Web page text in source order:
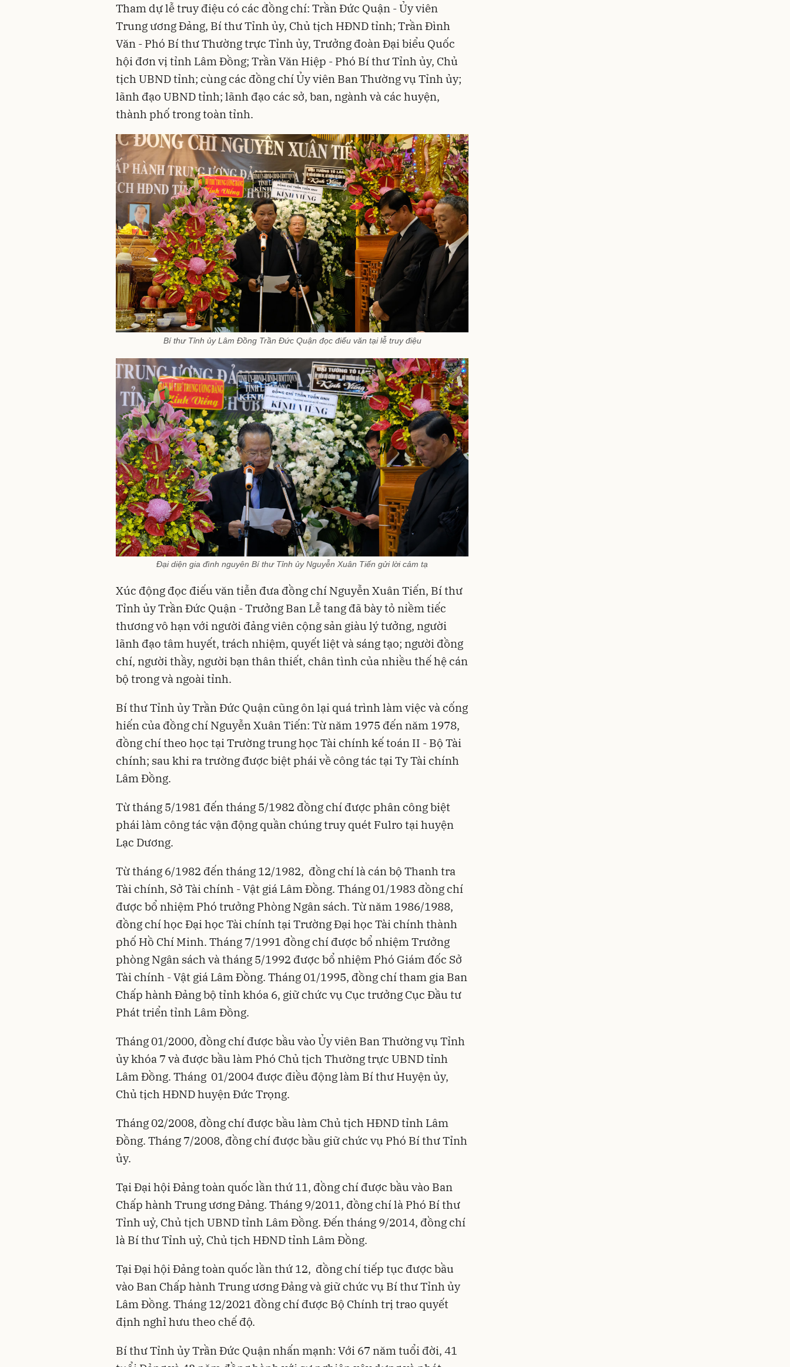
Tham dự lễ truy điệu có các đồng chí: Trần Đức Quận - Ủy viên
Trung ương Đảng, Bí thư Tỉnh ủy, Chủ tịch HĐND tỉnh; Trần Đình
Văn - Phó Bí thư Thường trực Tỉnh ủy, Trưởng đoàn Đại biểu Quốc
hội đơn vị tỉnh Lâm Đồng; Trần Văn Hiệp - Phó Bí thư Tỉnh ủy, Chủ
tịch UBND tỉnh; cùng các đồng chí Ủy viên Ban Thường vụ Tỉnh ủy;
lãnh đạo UBND tỉnh; lãnh đạo các sở, ban, ngành và các huyện,
thành phố trong toàn tỉnh.
Bí thư Tỉnh ủy Lâm Đồng Trần Đức Quận đọc điếu văn tại lễ truy điệu
Đại diện gia đình nguyên Bí thư Tỉnh ủy Nguyễn Xuân Tiến gửi lời cảm tạ
Xúc động đọc điếu văn tiễn đưa đồng chí Nguyễn Xuân Tiến, Bí thư
Tỉnh ủy Trần Đức Quận - Trưởng Ban Lễ tang đã bày tỏ niềm tiếc
thương vô hạn với người đảng viên cộng sản giàu lý tưởng, người
lãnh đạo tâm huyết, trách nhiệm, quyết liệt và sáng tạo; người đồng
chí, người thầy, người bạn thân thiết, chân tình của nhiều thế hệ cán
bộ trong và ngoài tỉnh.
Bí thư Tỉnh ủy Trần Đức Quận cũng ôn lại quá trình làm việc và cống
hiến của đồng chí Nguyễn Xuân Tiến: Từ năm 1975 đến năm 1978,
đồng chí theo học tại Trường trung học Tài chính kế toán II - Bộ Tài
chính; sau khi ra trường được biệt phái về công tác tại Ty Tài chính
Lâm Đồng.
Từ tháng 5/1981 đến tháng 5/1982 đồng chí được phân công biệt
phái làm công tác vận động quần chúng truy quét Fulro tại huyện
Lạc Dương.
Từ tháng 6/1982 đến tháng 12/1982, đồng chí là cán bộ Thanh tra
Tài chính, Sở Tài chính - Vật giá Lâm Đồng. Tháng 01/1983 đồng chí
được bổ nhiệm Phó trưởng Phòng Ngân sách. Từ năm 1986/1988,
đồng chí học Đại học Tài chính tại Trường Đại học Tài chính thành
phố Hồ Chí Minh. Tháng 7/1991 đồng chí được bổ nhiệm Trưởng
phòng Ngân sách và tháng 5/1992 được bổ nhiệm Phó Giám đốc Sở
Tài chính - Vật giá Lâm Đồng. Tháng 01/1995, đồng chí tham gia Ban
Chấp hành Đảng bộ tỉnh khóa 6, giữ chức vụ Cục trưởng Cục Đầu tư
Phát triển tỉnh Lâm Đồng.
Tháng 01/2000, đồng chí được bầu vào Ủy viên Ban Thường vụ Tỉnh
ủy khóa 7 và được bầu làm Phó Chủ tịch Thường trực UBND tỉnh
Lâm Đồng. Tháng 01/2004 được điều động làm Bí thư Huyện ủy,
Chủ tịch HĐND huyện Đức Trọng.
Tháng 02/2008, đồng chí được bầu làm Chủ tịch HĐND tỉnh Lâm
Đồng. Tháng 7/2008, đồng chí được bầu giữ chức vụ Phó Bí thư Tỉnh
ủy.
Tại Đại hội Đảng toàn quốc lần thứ 11, đồng chí được bầu vào Ban
Chấp hành Trung ương Đảng. Tháng 9/2011, đồng chí là Phó Bí thư
Tỉnh uỷ, Chủ tịch UBND tỉnh Lâm Đồng. Đến tháng 9/2014, đồng chí
là Bí thư Tỉnh uỷ, Chủ tịch HĐND tỉnh Lâm Đồng.
Tại Đại hội Đảng toàn quốc lần thứ 12, đồng chí tiếp tục được bầu
vào Ban Chấp hành Trung ương Đảng và giữ chức vụ Bí thư Tỉnh ủy
Lâm Đồng. Tháng 12/2021 đồng chí được Bộ Chính trị trao quyết
định nghỉ hưu theo chế độ.
Bí thư Tỉnh ủy Trần Đức Quận nhấn mạnh: Với 67 năm tuổi đời, 41